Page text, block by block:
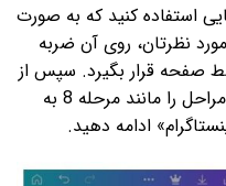
استفاده کنید که به صورت
نظرتان، روی آن ضربه
صفحه قرار بگیرد. سپس از
صفحه اسکرین­شات بگیرید و مابقی مراحل را مانند مرحله 8 به
ادامه دهید.